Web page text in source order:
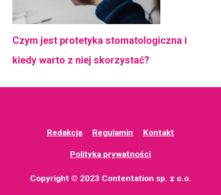
Czym jest protetyka stomatologiczna i
kiedy warto z niej skorzystać?
Redakcja Regulamin Kontakt
Polityka prywatności
Copyright © 2023 Contentation sp. z o.o.